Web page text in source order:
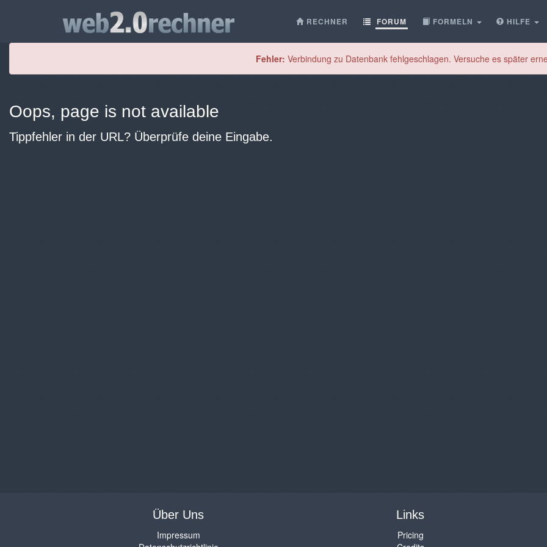
RECHNER FORUM FORMELN HILFE
Fehler: Verbindung zu Datenbank fehlgeschlagen. Versuche es später
Oops, page is not available
Tippfehler in der URL? Überprüfe deine Eingabe.
Über Uns
Impressum
Links
Pricing